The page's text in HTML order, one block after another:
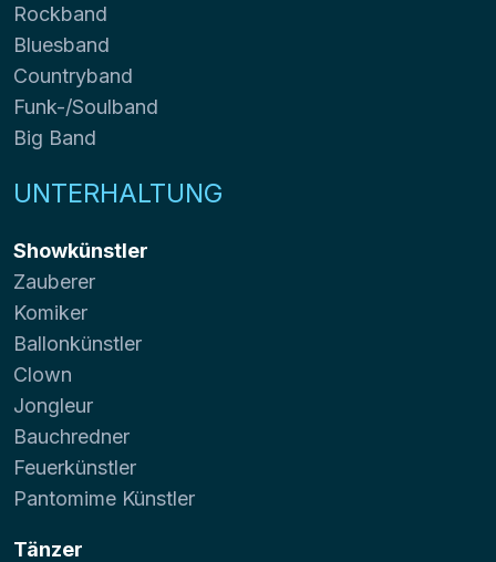
Rockband
Bluesband
Countryband
Funk-/Soulband
Big Band
UNTERHALTUNG
Showkünstler
Zauberer
Komiker
Ballonkünstler
Clown
Jongleur
Bauchredner
Feuerkünstler
Pantomime Künstler
Tänzer